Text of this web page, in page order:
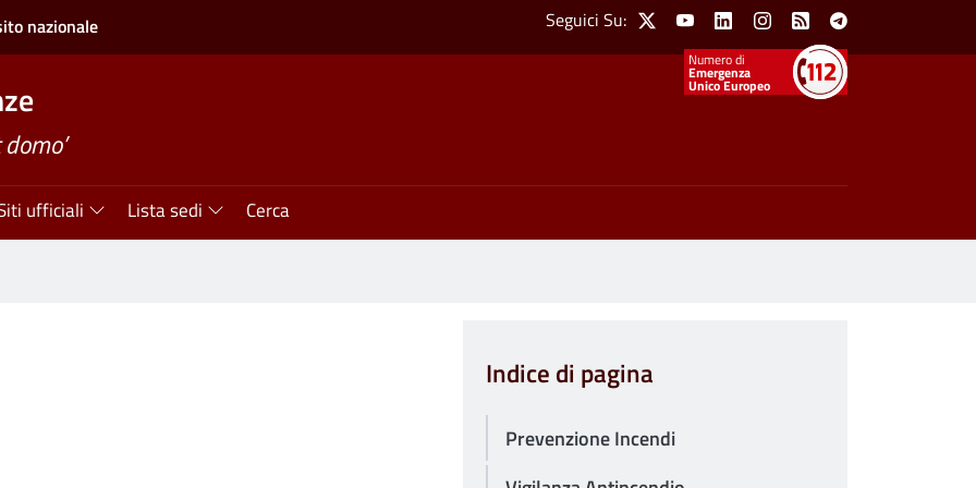
nazionale Social Menu
Seguici Su: X YoutubeLinkedinInstagram
Feed Telegram
Emergenza
Unico Europeo
ufficiali Lista sedi Cerca
Indice di pagina
Prevenzione Incendi